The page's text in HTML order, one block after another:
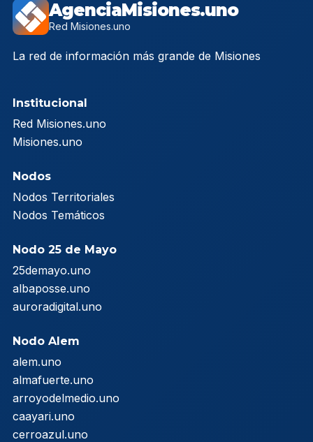
AgenciaMisiones.uno
Red Misiones.uno
La red de información más grande de Misiones
Institucional
Red Misiones.uno
Misiones.uno
Nodos
Nodos Territoriales
Nodos Temáticos
Nodo 25 de Mayo
25demayo.uno
albaposse.uno
auroradigital.uno
Nodo Alem
alem.uno
almafuerte.uno
arroyodelmedio.uno
caayari.uno
cerroazul.uno